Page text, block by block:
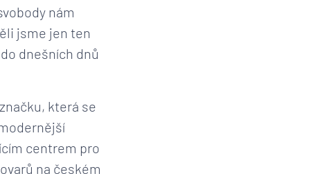
nám
jsme jen ten
dnešních dnů
která se
centrem pro
na českém